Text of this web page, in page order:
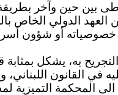
بين حين وآخر
حقوق المواطنين في النقد وحرية الرأي والتعبير..". غير أنه يبدو أن
أو شؤون أسرته
التعرض لأحد الشخصيات
القانون اللبناني،
المحكمة التميزية